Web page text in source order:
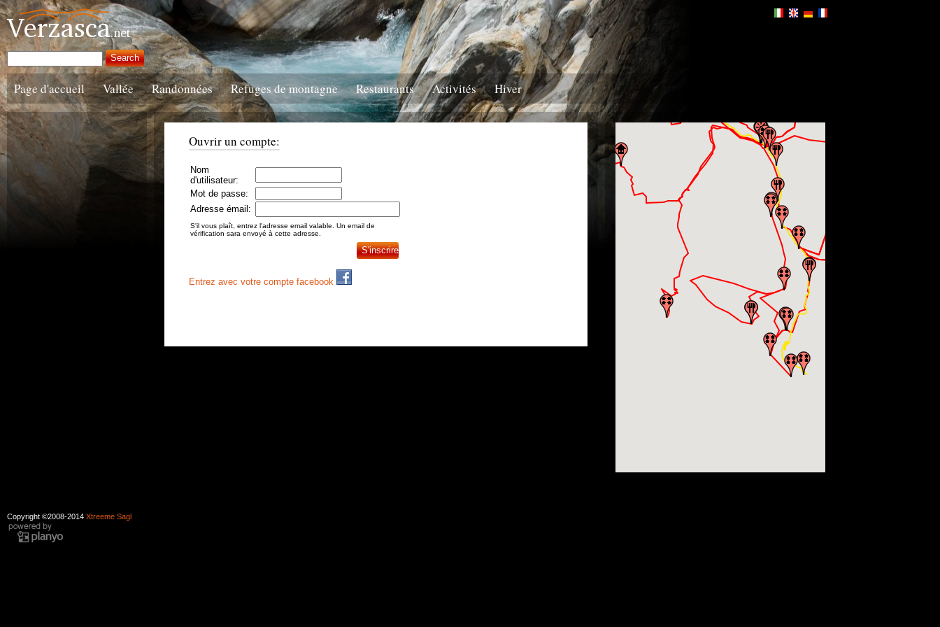
Page d'accueil Vallée Randonnées Refuges de montagne Restaurants Activités Hiver
Ouvrir un compte:
Nom
d'utilisateur:
Mot de passe:
Adresse émail:
S'il vous plaît, entrez l'adresse email valable. Un email de
vérification sara envoyé à cette adresse.
Entrez avec votre compte facebook
Copyright ©2008-2014 Xtreeme Sagl